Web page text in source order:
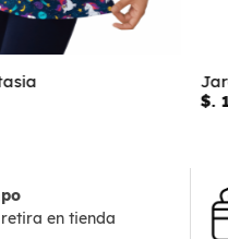
Jardinera
en tienda